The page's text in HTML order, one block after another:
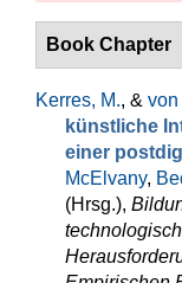
Book Chapter
Kerres, M., & von
künstliche
einer
McElvany,
(Hrsg.),